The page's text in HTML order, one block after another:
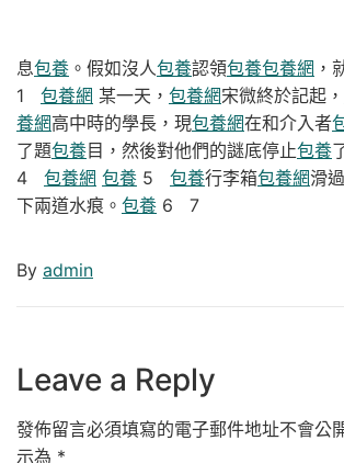
息包養 。假如沒人包養認領包養包養網 ，
1 包養網 某一天， 包養網宋微終於記起，
養網高中時的學長，現包養網在和介入者
了題包養目，然後對他們的謎底停止包養
4 包養網 包養 5 包養行李箱包養網滑
下兩道水痕。 包養 6 7
By admin
Leave a Reply
發佈留言必須填寫的電子郵件地址不會公
示為 *